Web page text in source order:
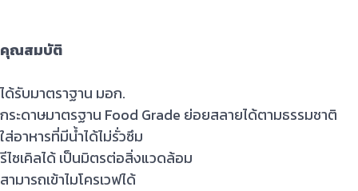
คุณสมบัติ
ได้รับมาตราฐาน มอก.
กระดาษมาตรฐาน Food Grade ย่อยสลายได้ตามธรรมชาติ
ใส่อาหารที่มีน้ำได้ไม่รั่วซึม
รีไซเคิลได้ เป็นมิตรต่อสิ่งแวดล้อม
สามารถเข้าไมโครเวฟได้